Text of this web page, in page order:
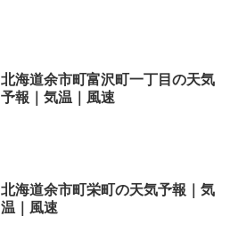
北海道余市町富沢町一丁目の天気
予報｜気温｜風速
北海道余市町栄町の天気予報｜気
温｜風速